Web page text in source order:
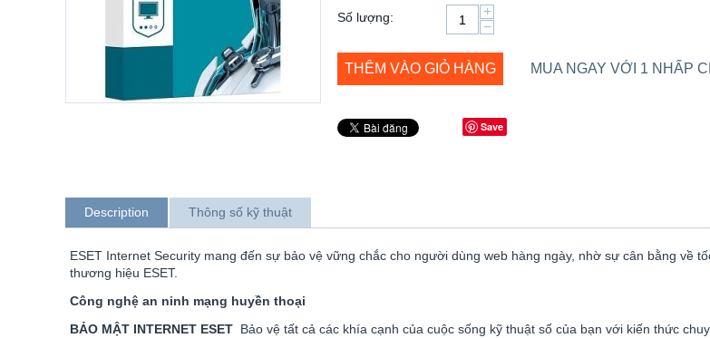
Số lượng:
+
−
THÊM VÀO GIỎ HÀNG MUA NGAY VỚI 1 NHẤP
Save
Description Thông số kỹ thuật
ESET Internet Security mang đến sự bảo vệ vững chắc cho người dùng web hàng ngày, nhờ sự cân bằng về
thương hiệu ESET.
Công nghệ an ninh mạng huyền thoại
BẢO MẬT INTERNET ESET Bảo vệ tất cả các khía cạnh của cuộc sống kỹ thuật số của bạn với kiến thức